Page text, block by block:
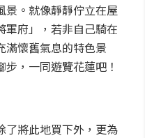
景。就像靜靜佇立在屋
軍府」，若非自己騎在
滿懷舊氣息的特色景
，一同遊覽花蓮吧！
了將此地買下外，更為